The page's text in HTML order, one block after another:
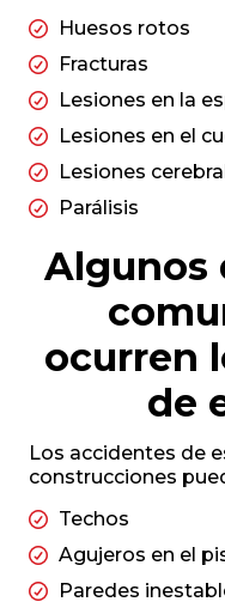
Huesos rotos
Fracturas
Lesiones en la
Lesiones en el
Lesiones
Parálisis
Algunos
ocurren
de
Los accidentes de
construcciones
Techos
Agujeros en el
Paredes